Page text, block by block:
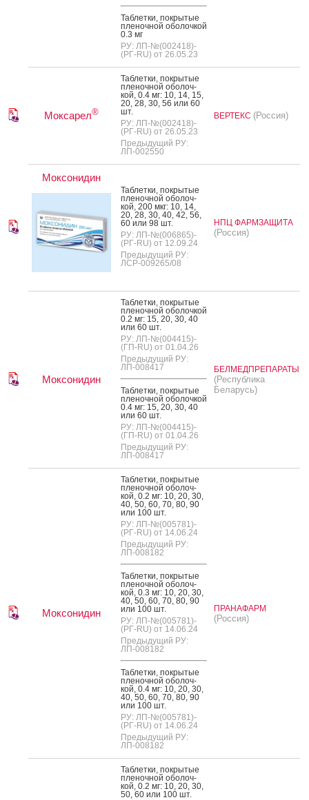
Таб­летки, пок­ры­тые
пле­ноч­ной обо­лоч­кой
0.3 мг
РУ: ЛП-№(002418)-
(РГ-RU) от 26.05.23
Моксарел®
Таб­летки, пок­ры­тые
пле­ноч­ной обо­лоч­
кой, 0.4 мг: 10, 14, 15,
20, 28, 30, 56 или 60
шт.
РУ: ЛП-№(002418)-
(РГ-RU) от 26.05.23
Предыдущий РУ:
ЛП-002550
ВЕРТЕКС (Россия)
Моксонидин
Таб­летки, пок­ры­тые
пле­ноч­ной обо­лоч­
кой, 200 мкг: 10, 14,
20, 28, 30, 40, 42, 56,
60 или 98 шт.
РУ: ЛП-№(006865)-
(РГ-RU) от 12.09.24
Предыдущий РУ:
ЛСР-009265/08
НПЦ ФАРМЗАЩИТА
(Россия)
Моксонидин
Таб­летки, пок­ры­тые
пле­ноч­ной обо­лоч­кой
0.2 мг: 15, 20, 30, 40
или 60 шт.
РУ: ЛП-№(004415)-
(ГП-RU) от 01.04.26
Предыдущий РУ:
ЛП-008417
Таб­летки, пок­ры­тые
пле­ноч­ной обо­лоч­кой
0.4 мг: 15, 20, 30, 40
или 60 шт.
РУ: ЛП-№(004415)-
(ГП-RU) от 01.04.26
Предыдущий РУ:
ЛП-008417
БЕЛМЕДПРЕПАРАТЫ
(Республика
Беларусь)
Моксонидин
Таб­летки, пок­ры­тые
пле­ноч­ной обо­лоч­
кой, 0.2 мг: 10, 20, 30,
40, 50, 60, 70, 80, 90
или 100 шт.
РУ: ЛП-№(005781)-
(РГ-RU) от 14.06.24
Предыдущий РУ:
ЛП-008182
Таб­летки, пок­ры­тые
пле­ноч­ной обо­лоч­
кой, 0.3 мг: 10, 20, 30,
40, 50, 60, 70, 80, 90
или 100 шт.
РУ: ЛП-№(005781)-
(РГ-RU) от 14.06.24
Предыдущий РУ:
ЛП-008182
Таб­летки, пок­ры­тые
пле­ноч­ной обо­лоч­
кой, 0.4 мг: 10, 20, 30,
40, 50, 60, 70, 80, 90
или 100 шт.
РУ: ЛП-№(005781)-
(РГ-RU) от 14.06.24
Предыдущий РУ:
ЛП-008182
ПРАНАФАРМ
(Россия)
Таб­летки, пок­ры­тые
пле­ноч­ной обо­лоч­
кой, 0.2 мг: 10, 20, 30,
50, 60 или 100 шт.